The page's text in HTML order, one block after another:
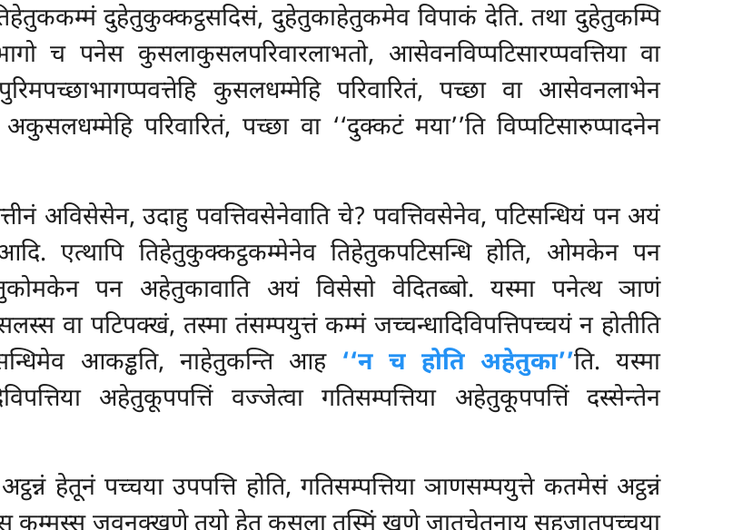
दुहेतुकुक्कट्ठसदिसं, दुहेतुकाहेतुकमेव विपाकं देति. तथा दुहेतुकम्पि
च पनेस कुसलाकुसलपरिवारलाभतो, आसेवनविप्पटिसारप्पवत्तिया वा
कुसलधम्मेहि परिवारितं, पच्छा वा आसेवनलाभेन
परिवारितं, पच्छा वा ‘‘दुक्कटं मया’’ति विप्पटिसारुप्पादनेन
अविसेसेन, उदाहु पवत्तिवसेनेवाति चे? पवत्तिवसेनेव, पटिसन्धियं पन अयं
एत्थापि तिहेतुकुक्कट्ठकम्मेनेव तिहेतुकपटिसन्धि होति, ओमकेन पन
पन अहेतुकावाति अयं विसेसो वेदितब्बो. यस्मा पनेत्थ ञाणं
वा पटिपक्खं, तस्मा तंसम्पयुत्तं कम्मं जच्चन्धादिविपत्तिपच्चयं न होतीति
आकड्ढति, नाहेतुकन्ति आह ‘‘न च होति अहेतुका’’ति. यस्मा
अहेतुकूपपत्तिं वज्जेत्वा गतिसम्पत्तिया अहेतुकूपपत्तिं दस्सेन्तेन
हेतूनं पच्चया उपपत्ति होति, गतिसम्पत्तियाञाणसम्पयुत्ते कतमेसं अट्ठन्नं